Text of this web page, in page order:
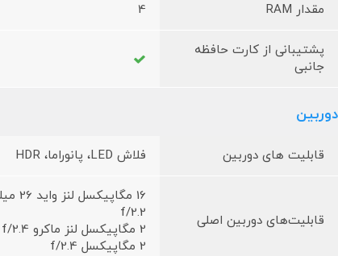
مقدار RAM 4
پشتیبانی از کارت حافظه
جانبی
دوربین
قابلیت های دوربین فلاش LED، پانوراما، HDR
قابلیت‌های دوربین اصلی
f/2.2
2 مگاپیکسل لنز ماکرو f/2.4
2 مگاپیکسل f/2.4